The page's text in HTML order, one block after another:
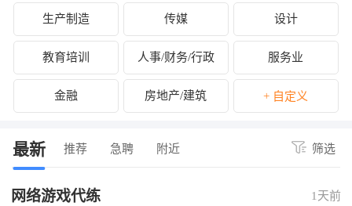
生产制造 传媒 设计
教育培训 人事/财务/行政 服务业
金融 房地产/建筑 + 自定义
最新 推荐 急聘 附近 筛选
网络游戏代练 1天前